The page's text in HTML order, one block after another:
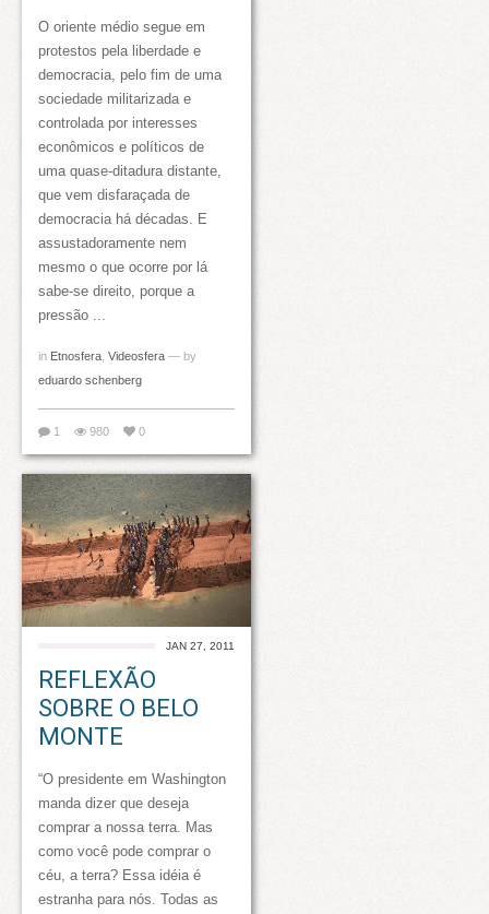
O oriente médio segue em
protestos pela liberdade e
democracia, pelo fim de uma
sociedade militarizada e
controlada por interesses
econômicos e políticos de
uma quase-ditadura distante,
que vem disfaraçada de
democracia há décadas. E
assustadoramente nem
mesmo o que ocorre por lá
sabe-se direito, porque a
pressão ...
in Etnosfera, Videosfera — by
eduardo schenberg
1 980 0
JAN 27, 2011
REFLEXÃO
SOBRE O BELO
MONTE
“O presidente em Washington
manda dizer que deseja
comprar a nossa terra. Mas
como você pode comprar o
céu, a terra? Essa idéia é
estranha para nós. Todas as